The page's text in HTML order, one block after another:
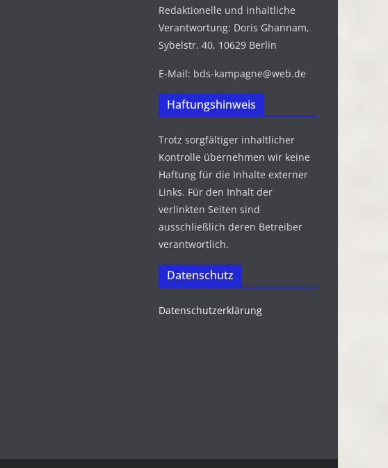
Redaktionelle und inhaltliche
Verantwortung: Doris Ghannam,
Sybelstr. 40, 10629 Berlin
E-Mail: bds-kampagne@web.de
Haftungshinweis
Trotz sorgfältiger inhaltlicher
Kontrolle übernehmen wir keine
Haftung für die Inhalte externer
Links. Für den Inhalt der
verlinkten Seiten sind
ausschließlich deren Betreiber
verantwortlich.
Datenschutz
Datenschutzerklärung